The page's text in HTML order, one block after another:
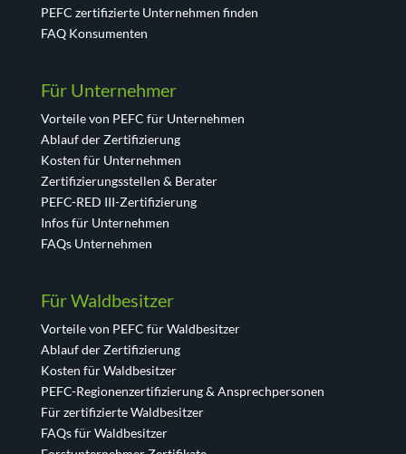
PEFC zertifizierte Unternehmen finden
FAQ Konsumenten
Für Unternehmer
Vorteile von PEFC für Unternehmen
Ablauf der Zertifizierung
Kosten für Unternehmen
Zertifizierungsstellen & Berater
PEFC-RED III-Zertifizierung
Infos für Unternehmen
FAQs Unternehmen
Für Waldbesitzer
Vorteile von PEFC für Waldbesitzer
Ablauf der Zertifizierung
Kosten für Waldbesitzer
PEFC-Regionenzertifizierung & Ansprechpersonen
Für zertifizierte Waldbesitzer
FAQs für Waldbesitzer